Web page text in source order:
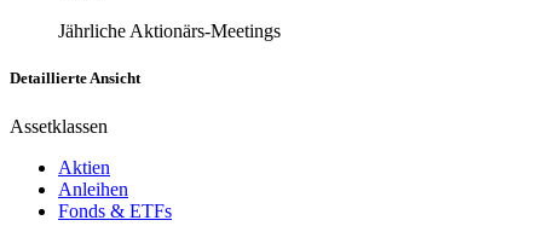
Jährliche Aktionärs-Meetings
Detaillierte Ansicht
Assetklassen
Aktien
Anleihen
Fonds & ETFs